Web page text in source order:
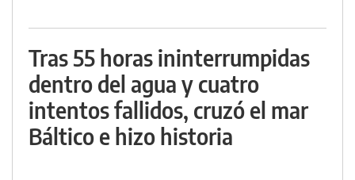
Tras 55 horas ininterrumpidas
dentro del agua y cuatro
intentos fallidos, cruzó el mar
Báltico e hizo historia